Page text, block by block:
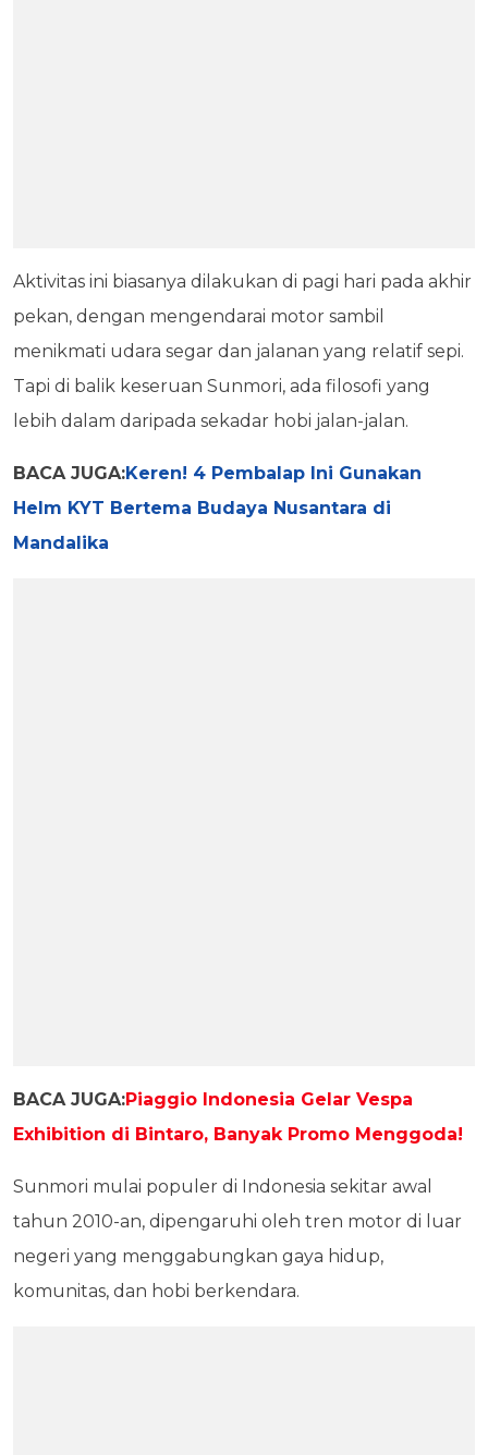
Aktivitas ini biasanya dilakukan di pagi hari pada akhir
pekan, dengan mengendarai motor sambil
menikmati udara segar dan jalanan yang relatif sepi.
Tapi di balik keseruan Sunmori, ada filosofi yang
lebih dalam daripada sekadar hobi jalan-jalan.
BACA JUGA:Keren! 4 Pembalap Ini Gunakan
Helm KYT Bertema Budaya Nusantara di
Mandalika
BACA JUGA:Piaggio Indonesia Gelar Vespa
Exhibition di Bintaro, Banyak Promo Menggoda!
Sunmori mulai populer di Indonesia sekitar awal
tahun 2010-an, dipengaruhi oleh tren motor di luar
negeri yang menggabungkan gaya hidup,
komunitas, dan hobi berkendara.